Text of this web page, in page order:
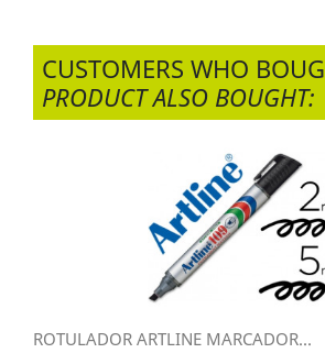
CUSTOMERS WHO
PRODUCT ALSO BOUGHT:
ROTULADOR ARTLINE MARCADOR...